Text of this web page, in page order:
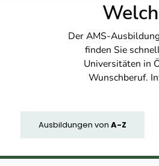
Der AMS-
finden Sie
Universitäten in
Wunschberuf.
Ausbildungen von A-Z